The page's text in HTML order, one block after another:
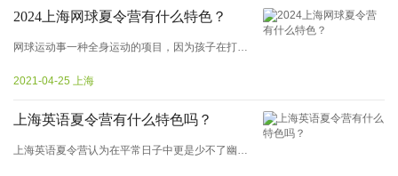
2024上海网球夏令营有什么特色？
网球运动事一种全身运动的项目，因为孩子在打网球的过程中能活动到全身，所以在一定成都上，网球运动其实是可以帮助青少年们促进骨骼成长的。那么2024上海网球夏令营有什么特色？...
2021-04-25 上海
上海英语夏令营有什么特色吗？
上海英语夏令营认为在平常日子中更是少不了幽默，作为一位英语教师，在平常的课堂教学中，更少不了诙谐。上海英语夏令营有什么特色吗？